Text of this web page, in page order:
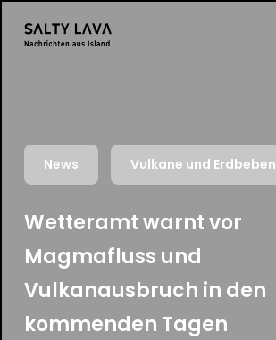
News Vulkane und Erdbeben
Wetteramt warnt vor
Magmafluss und
Vulkanausbruch in den
kommenden Tagen